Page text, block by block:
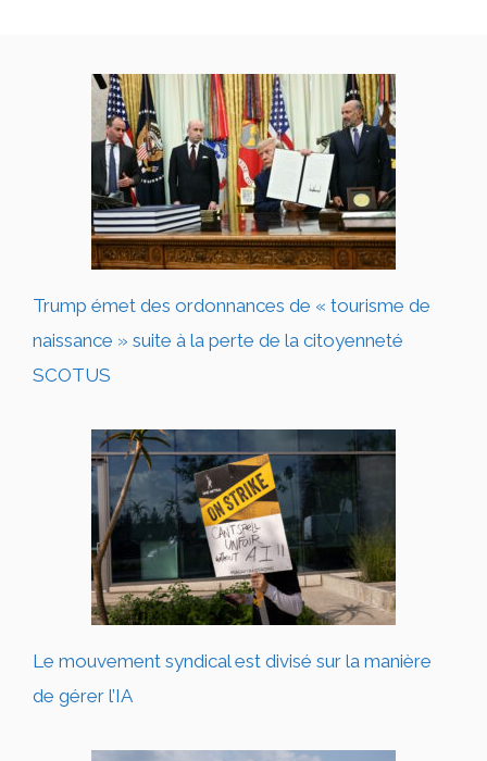
Trump émet des ordonnances de « tourisme de
naissance » suite à la perte de la citoyenneté
SCOTUS
Le mouvement syndical est divisé sur la manière
de gérer l’IA